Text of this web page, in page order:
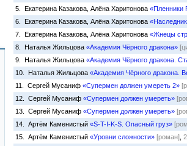
5. Екатерина Казакова, Алёна Харитонова «Пленники
6. Екатерина Казакова, Алёна Харитонова
7. Екатерина Казакова, Алёна Харитонова «Жнецы
8. Наталья Жильцова «Академия Чёрного дракона»
9. Наталья Жильцова «Академия Чёрного дракона.
10. Наталья Жильцова «Академия Чёрного дракона.
11. Сергей Мусаниф «Супермен должен умереть 2»
12. Сергей Мусаниф «Супермен должен умереть»
13. Сергей Мусаниф «Супермен должен умереть»
14. Артём Каменистый «S-T-I-K-S. Опасный груз»
15. Артём Каменистый «Уровни сложности» [роман]